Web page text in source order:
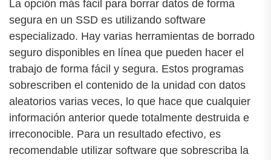
La opción más fácil para borrar datos de forma
segura en un SSD es utilizando software
especializado. Hay varias herramientas de borrado
seguro disponibles en línea que pueden hacer el
trabajo de forma fácil y segura. Estos programas
sobrescriben el contenido de la unidad con datos
aleatorios varias veces, lo que hace que cualquier
información anterior quede totalmente destruida e
irreconocible. Para un resultado efectivo, es
recomendable utilizar software que sobrescriba la